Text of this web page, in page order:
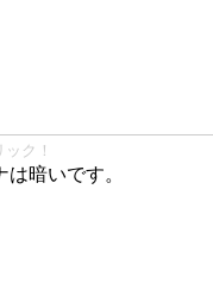
ク！
暗いです。